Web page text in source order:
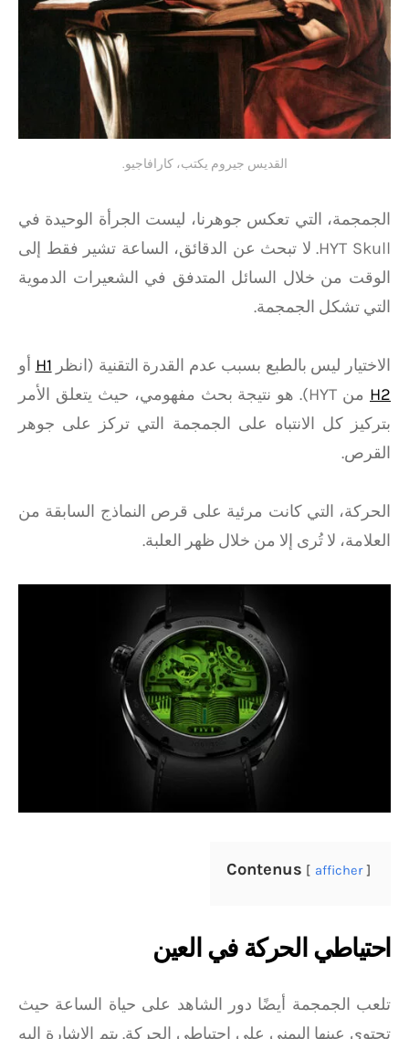
القديس جيروم يكتب، كارافاجيو.
الجمجمة، التي تعكس جوهرنا، ليست الجرأة الوحيدة في
HYT Skull. لا تبحث عن الدقائق، الساعة تشير فقط إلى
الوقت من خلال السائل المتدفق في الشعيرات الدموية
التي تشكل الجمجمة.
الاختيار ليس بالطبع بسبب عدم القدرة التقنية (انظر H1 أو
H2
من HYT). هو نتيجة بحث مفهومي، حيث يتعلق الأمر
بتركيز كل الانتباه على الجمجمة التي تركز على جوهر
القرص.
الحركة، التي كانت مرئية على قرص النماذج السابقة من
العلامة، لا تُرى إلا من خلال ظهر العلبة.
Contenus afficher
احتياطي الحركة في العين
تلعب الجمجمة أيضًا دور الشاهد على حياة الساعة حيث
تحتوي عينها اليمنى على احتياطي الحركة. يتم الإشارة إليه